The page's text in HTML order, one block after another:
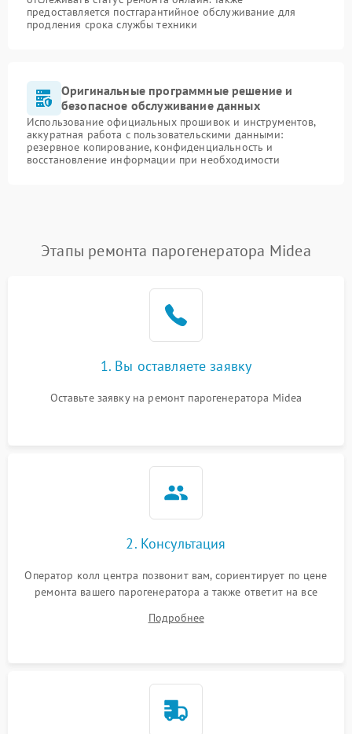
предоставляется постгарантийное обслуживание для
продления срока службы техники
Оригинальные программные решение и
безопасное обслуживание данных
Использование официальных прошивок и инструментов,
аккуратная работа с пользовательскими данными:
резервное копирование, конфиденциальность и
восстановление информации при необходимости
Этапы ремонта парогенератора Midea
1. Вы оставляете заявку
Оставьте заявку на ремонт парогенератора Midea
2. Консультация
Оператор колл центра позвонит вам, сориентирует по цене
ремонта вашего парогенератора а также ответит на все
Подробнее